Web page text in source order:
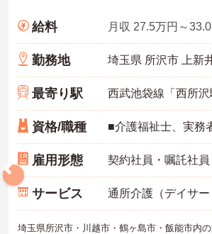
給料 月収 27.5万円～
勤務地 埼玉県 所沢市 上新
最寄り駅
資格/職種
雇用形態 契約社員・嘱託社員
サービス 通所介護（デイサー
埼玉県所沢市・川越市・鶴ヶ島市・飯能市内